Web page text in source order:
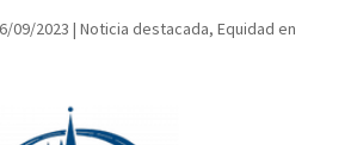
09/2023 | Noticia destacada, Equidad en